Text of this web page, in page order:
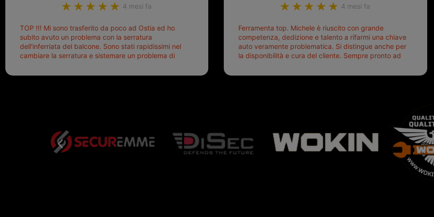
4 mesi fa
TOP !!! Mi sono trasferito da poco ad Ostia ed ho
subito avuto un problema con la serratura
dell'inferriata del balcone. Sono stati rapidissimi nel
cambiare la serratura e sistemare un problema di
che onesto evitando spese ben più esose.
4 mesi fa
Ferramenta top. Michele è riuscito con grande
competenza, dedizione e talento a rifarmi una chiave
auto veramente problematica. Si distingue anche per
la disponibilità e cura del cliente. Sempre pronto ad